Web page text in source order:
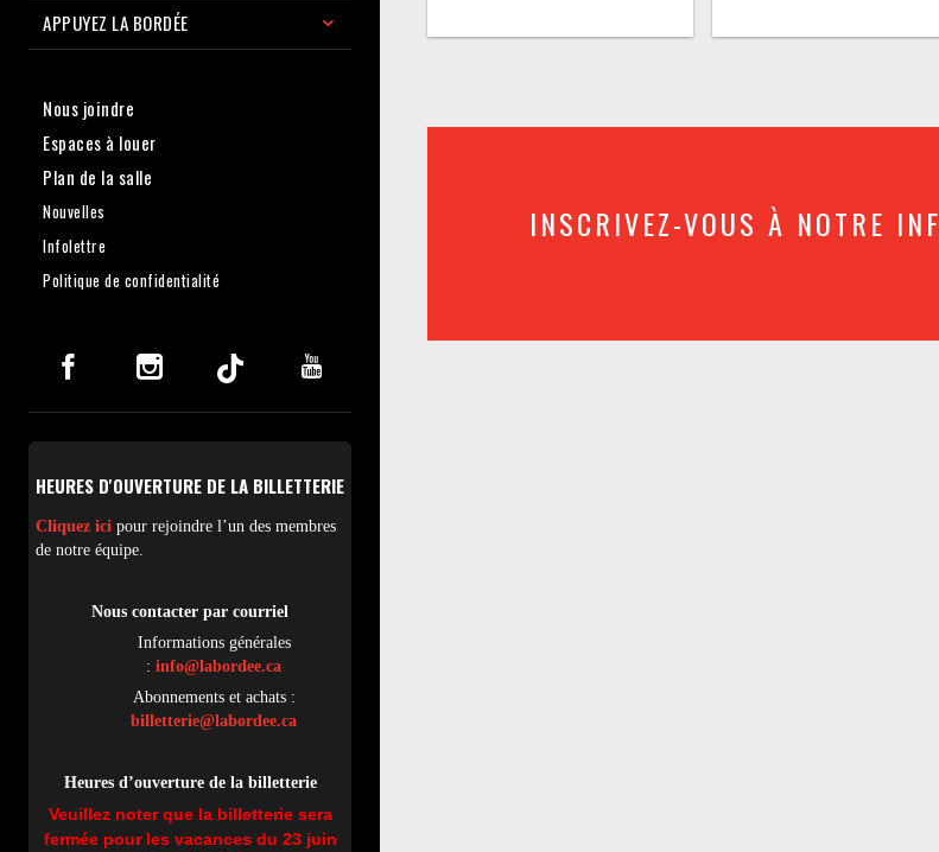
APPUYEZ LA BORDÉE
Nous joindre
Espaces à louer
Plan de la salle
Nouvelles
Infolettre
Politique de confidentialité
HEURES D'OUVERTURE DE LA BILLETTERIE
Cliquez ici pour rejoindre l’un des membres
de notre équipe.
Nous contacter par courriel
Informations générales
: info@labordee.ca
Abonnements et achats :
billetterie@labordee.ca
Heures d’ouverture de la billetterie
Veuillez noter que la billetterie sera
fermée pour les vacances du 23 juin
INSCRIVEZ-VOUS À NOTRE